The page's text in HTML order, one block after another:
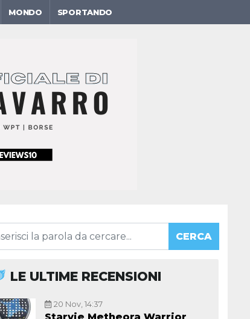
MONDO SPORTANDO
CERCA
LE ULTIME RECENSIONI
20 Nov, 14:37